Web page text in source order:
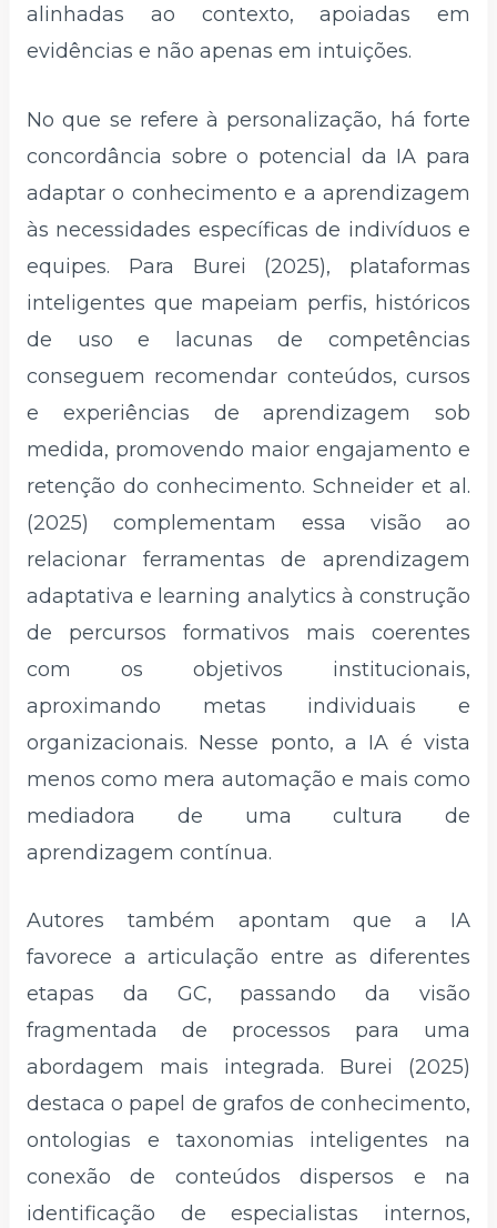
alinhadas ao contexto, apoiadas em
evidências e não apenas em intuições.
No que se refere à personalização, há forte
concordância sobre o potencial da IA para
adaptar o conhecimento e a aprendizagem
às necessidades específicas de indivíduos e
equipes. Para Burei (2025), plataformas
inteligentes que mapeiam perfis, históricos
de uso e lacunas de competências
conseguem recomendar conteúdos, cursos
e experiências de aprendizagem sob
medida, promovendo maior engajamento e
retenção do conhecimento. Schneider et al.
(2025) complementam essa visão ao
relacionar ferramentas de aprendizagem
adaptativa e learning analytics à construção
de percursos formativos mais coerentes
com os objetivos institucionais,
aproximando metas individuais e
organizacionais. Nesse ponto, a IA é vista
menos como mera automação e mais como
mediadora de uma cultura de
aprendizagem contínua.
Autores também apontam que a IA
favorece a articulação entre as diferentes
etapas da GC, passando da visão
fragmentada de processos para uma
abordagem mais integrada. Burei (2025)
destaca o papel de grafos de conhecimento,
ontologias e taxonomias inteligentes na
conexão de conteúdos dispersos e na
identificação de especialistas internos,